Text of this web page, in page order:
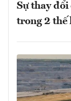
Sự thay đổi
trong 2 thế